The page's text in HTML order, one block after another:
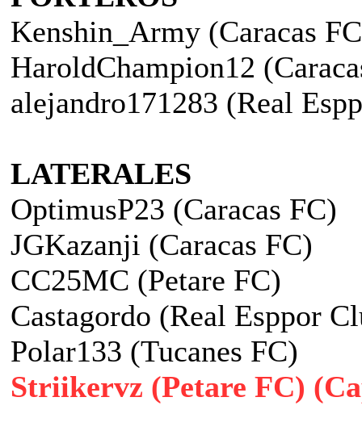
Kenshin_Army (Caracas
HaroldChampion12
alejandro171283 (Real
LATERALES
OptimusP23 (Caracas FC)
JGKazanji (Caracas FC)
CC25MC (Petare FC)
Castagordo (Real Esppor
Polar133 (Tucanes FC)
Striikervz (Petare FC)